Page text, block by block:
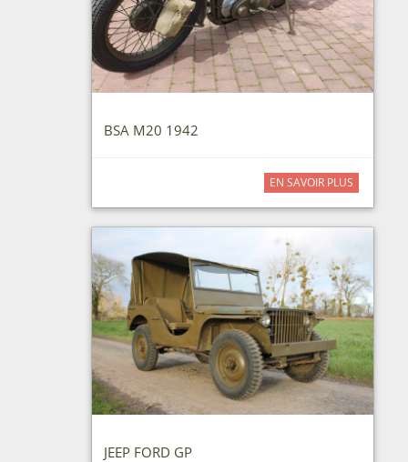
BSA M20 1942
EN SAVOIR PLUS
JEEP FORD GP